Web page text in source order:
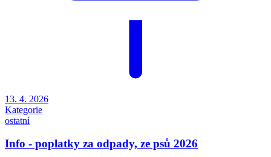
13. 4. 2026
Kategorie
ostatní
Info - poplatky za odpady, ze psů 2026